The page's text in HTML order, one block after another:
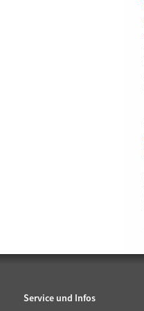
Service und Infos